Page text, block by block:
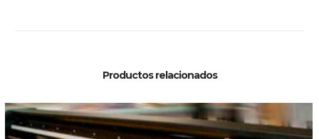
Productos relacionados